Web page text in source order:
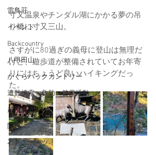
雷鳥荘
イベント
Backcountry
八甲田山
かぐらバックカントリー
遭難捜索・救助・啓蒙活動
越後湯沢
関西
石井スポーツ
寸又温泉やチンダル湖にかかる夢の吊
り橋に寸又三山。
さすがに80過ぎの義母に登山は無理だ
けど、遊歩道が整備されていてお年寄
りにはちょうど良いハイキングだっ
た。